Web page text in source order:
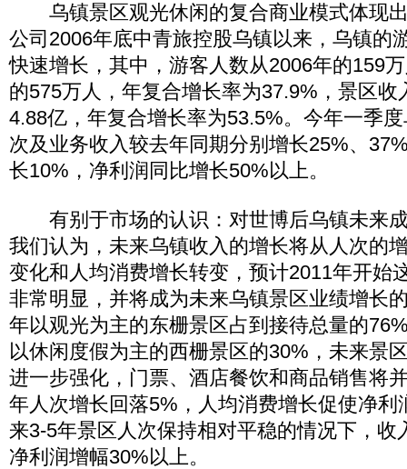
乌镇景区观光休闲的复合商业模式体现
公司2006年底中青旅控股乌镇以来，乌镇的
快速增长，其中，游客人数从2006年的159
的575万人，年复合增长率为37.9%，景区收
4.88亿，年复合增长率为53.5%。今年一季
次及业务收入较去年同期分别增长25%、
长10%，净利润同比增长50%以上。
有别于市场的认识：对世博后乌镇未来
我们认为，未来乌镇收入的增长将从人次的
变化和人均消费增长转变，预计2011年开始
非常明显，并将成为未来乌镇景区业绩增长
年以观光为主的东栅景区占到接待总量的
以休闲度假为主的西栅景区的30%，未来景
进一步强化，门票、酒店餐饮和商品销售将
年人次增长回落5%，人均消费增长促使净利
来3-5年景区人次保持相对平稳的情况下，收
净利润增幅30%以上。